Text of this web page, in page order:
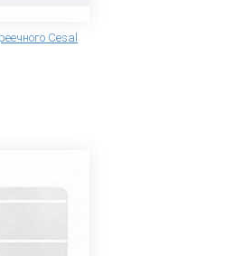
Cesal